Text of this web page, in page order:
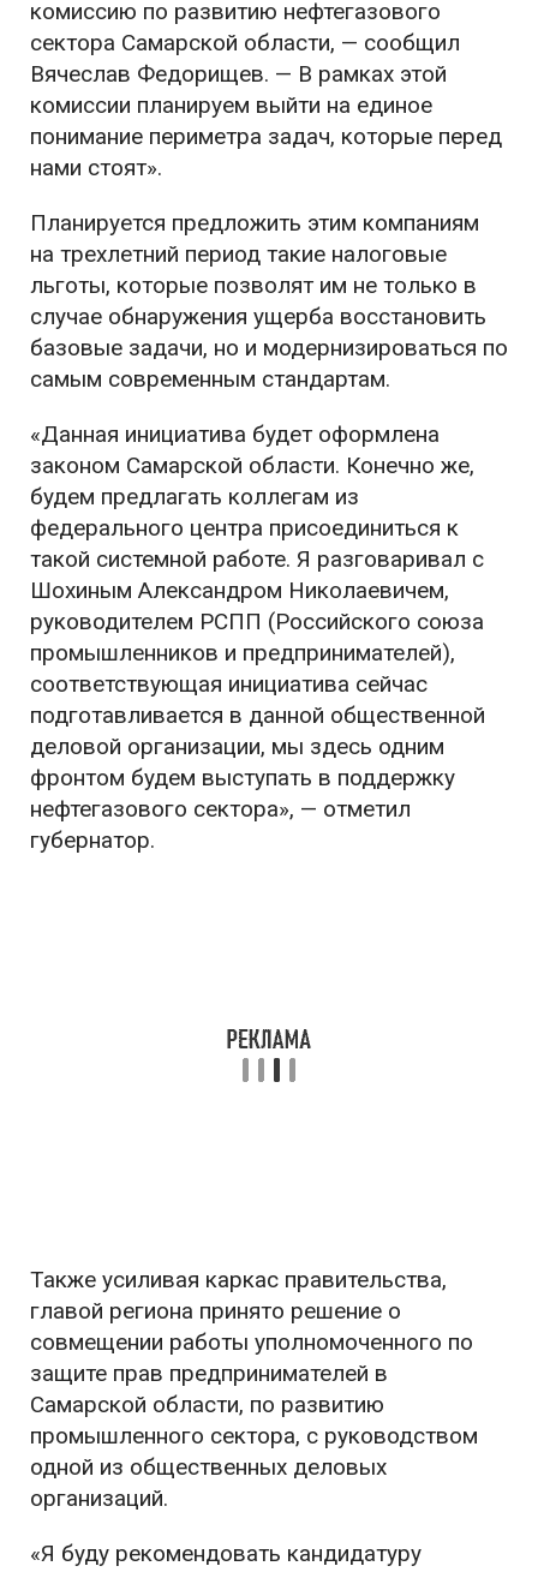
комиссию по развитию нефтегазового
сектора Самарской области, — сообщил
Вячеслав Федорищев. — В рамках этой
комиссии планируем выйти на единое
понимание периметра задач, которые перед
нами стоят».
Планируется предложить этим компаниям
на трехлетний период такие налоговые
льготы, которые позволят им не только в
случае обнаружения ущерба восстановить
базовые задачи, но и модернизироваться по
самым современным стандартам.
«Данная инициатива будет оформлена
законом Самарской области. Конечно же,
будем предлагать коллегам из
федерального центра присоединиться к
такой системной работе. Я разговаривал с
Шохиным Александром Николаевичем,
руководителем РСПП (Российского союза
промышленников и предпринимателей),
соответствующая инициатива сейчас
подготавливается в данной общественной
деловой организации, мы здесь одним
фронтом будем выступать в поддержку
нефтегазового сектора», — отметил
губернатор.
Также усиливая каркас правительства,
главой региона принято решение о
совмещении работы уполномоченного по
защите прав предпринимателей в
Самарской области, по развитию
промышленного сектора, с руководством
одной из общественных деловых
организаций.
«Я буду рекомендовать кандидатуру